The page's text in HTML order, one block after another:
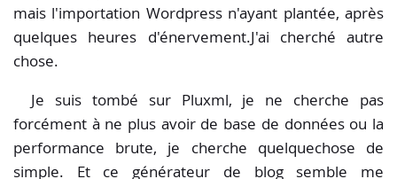
mais l'importation Wordpress n'ayant plantée, après
quelques heures d'énervement.J'ai cherché autre
chose.
Je suis tombé sur Pluxml, je ne cherche pas
forcément à ne plus avoir de base de données ou la
performance brute, je cherche quelquechose de
simple. Et ce générateur de blog semble me